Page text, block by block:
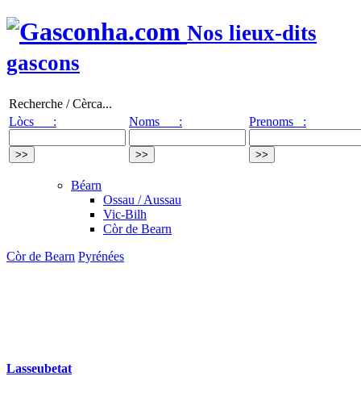
Nos lieux-dits
gascons
Recherche / Cèrca...
Lòcs :
Noms : Prenoms :
Béarn
Ossau / Aussau
Vic-Bilh
Còr de Bearn
Còr de Bearn Pyrénées
Lasseubetat